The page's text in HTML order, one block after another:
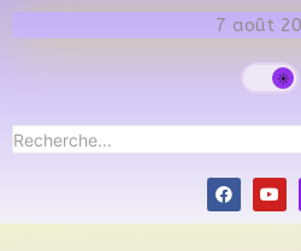
7 août